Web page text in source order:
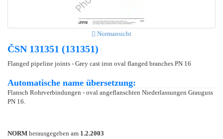
Normansicht
ČSN 131351 (131351)
Flanged pipeline joints - Grey cast iron oval flanged branches PN 16
Automatische name übersetzung:
Flansch Rohrverbindungen - oval angeflanschten Niederlassungen Grauguss
PN 16.
NORM herausgegeben am 1.2.2003